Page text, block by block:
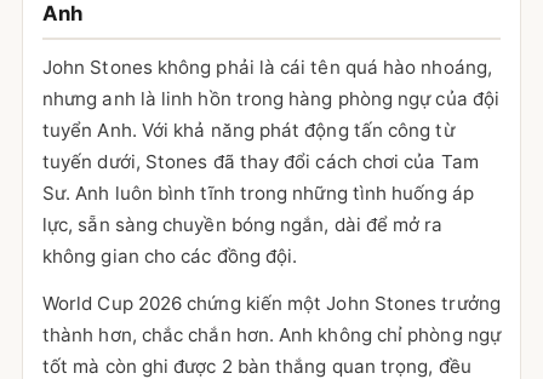
Anh
John Stones không phải là cái tên quá hào nhoáng,
nhưng anh là linh hồn trong hàng phòng ngự của đội
tuyển Anh. Với khả năng phát động tấn công từ
tuyến dưới, Stones đã thay đổi cách chơi của Tam
Sư. Anh luôn bình tĩnh trong những tình huống áp
lực, sẵn sàng chuyền bóng ngắn, dài để mở ra
không gian cho các đồng đội.
World Cup 2026 chứng kiến một John Stones trưởng
thành hơn, chắc chắn hơn. Anh không chỉ phòng ngự
tốt mà còn ghi được 2 bàn thắng quan trọng, đều